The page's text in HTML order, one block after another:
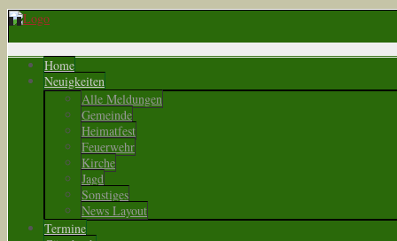
Home
Neuigkeiten
Alle Meldungen
Gemeinde
Heimatfest
Feuerwehr
Kirche
Jagd
Sonstiges
News Layout
Termine